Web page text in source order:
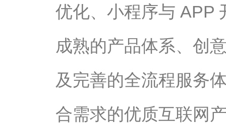
优化、小程序与 APP
成熟的产品体系、创
及完善的全流程服务
合需求的优质互联网